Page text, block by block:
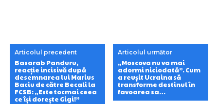
Articolul precedent
Basarab Panduru,
reacție incisivă după
desemnarea lui Marius
Baciu de către Becali la
FCSB: „Este tocmai ceea
ce își dorește Gigi!”
Articolul următor
„Moscova nu va mai
adormi niciodată”. Cum
a reușit Ucraina să
transforme destinul în
favoarea sa…